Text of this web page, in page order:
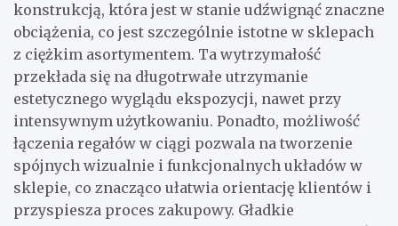
konstrukcją, która jest w stanie udźwignąć znaczne
obciążenia, co jest szczególnie istotne w sklepach
z ciężkim asortymentem. Ta wytrzymałość
przekłada się na długotrwałe utrzymanie
estetycznego wyglądu ekspozycji, nawet przy
intensywnym użytkowaniu. Ponadto, możliwość
łączenia regałów w ciągi pozwala na tworzenie
spójnych wizualnie i funkcjonalnych układów w
sklepie, co znacząco ułatwia orientację klientów i
przyspiesza proces zakupowy. Gładkie